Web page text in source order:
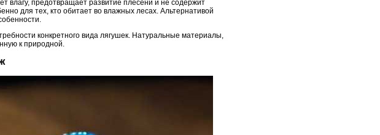
влагу, предотвращает развитие плесени и не содержит
для тех, кто обитает во влажных лесах. Альтернативой
конкретного вида лягушек. Натуральные материалы,
к природной.